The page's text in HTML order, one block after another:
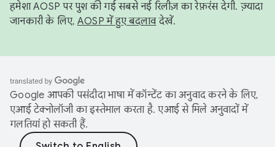
हमेशा AOSP पर पुश की गई सबसे नई रिलीज़ का रेफ़रंस देगी. ज़्यादा
जानकारी के लिए, AOSP में हुए बदलावदेखें.
Google आपकी पसंदीदा भाषा में कॉन्टेंट का अनुवाद करने के लिए,
एआई टेक्नोलॉजी का इस्तेमाल करता है. एआई से मिले अनुवादों में
गलतियां हो सकती हैं.